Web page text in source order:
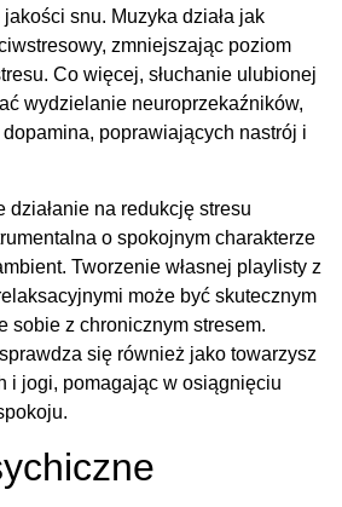
snu. Muzyka działa jak
zmniejszając poziom
Co więcej, słuchanie ulubionej
wydzielanie neuroprzekaźników,
poprawiających nastrój i
działanie na redukcję stresu
o spokojnym charakterze
Tworzenie własnej playlisty z
może być skutecznym
sobie z chronicznym stresem.
się również jako towarzysz
i jogi, pomagając w osiągnięciu